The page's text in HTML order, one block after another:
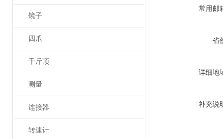
镜子
四爪
千斤顶
测量
连接器
转速计
常用邮
省
详细地
补充说